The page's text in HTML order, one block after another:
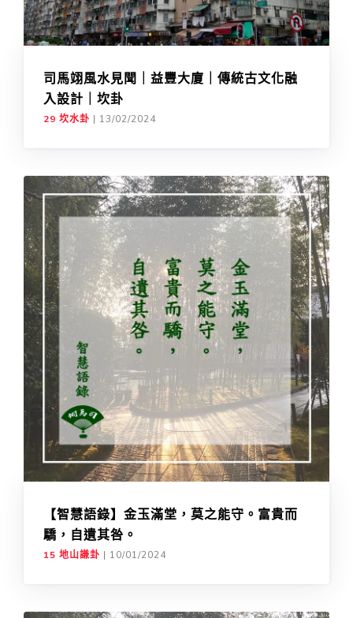
司馬翊風水見聞｜益豐大廈｜傳統古文化融
入設計｜坎卦
29 坎水卦 | 13/02/2024
【智慧語錄】金玉滿堂，莫之能守。富貴而
驕，自遺其咎。
15 地山謙卦 | 10/01/2024